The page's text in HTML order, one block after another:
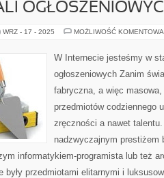
WRZ - 17 - 2025 MOŻLIWOŚĆ
W Internecie jesteśmy w
ogłoszeniowych Zanim
fabryczna, a więc
przedmiotów codziennego
zręczności a nawet
nadzwyczajnym prestiżem
informatykiem-programista lub też
były przedmiotami elitarnymi i